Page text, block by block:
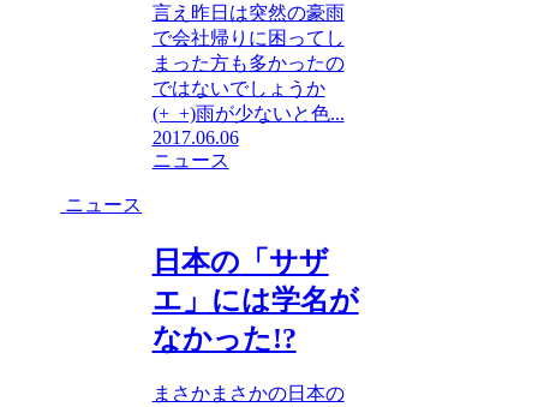
言え昨日は突然の豪雨
で会社帰りに困ってし
まった方も多かったの
ではないでしょうか
(+_+)雨が少ないと色...
2017.06.06
ニュース
ニュース
日本の「サザ
エ」には学名が
なかった!?
まさかまさかの日本の